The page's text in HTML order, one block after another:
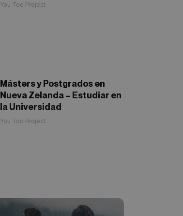
You Too Project
Másters y Postgrados en
Nueva Zelanda – Estudiar en
la Universidad
You Too Project